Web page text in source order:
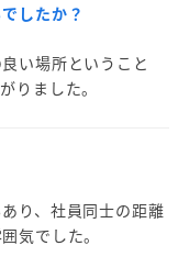
したか？
い場所ということ
りました。
り、社員同士の距離
気でした。